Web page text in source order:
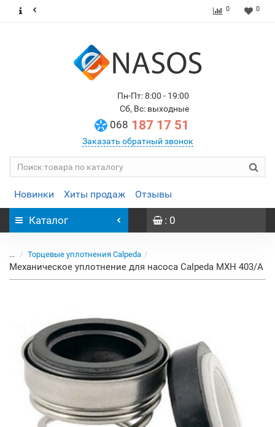
0 0
Пн-Пт: 8:00 - 19:00
Сб, Вс: выходные
068 187 17 51
Заказать обратный звонок
Новинки Хиты продаж Отзывы
Каталог : 0
... Торцевые уплотнения Calpeda
Механическое уплотнение для насоса Calpeda MXH 403/A